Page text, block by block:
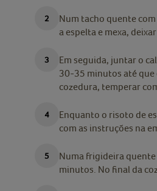
Num tacho quente
a espelta e mexa,
Em seguida, juntar o
30-35 minutos até que
cozedura, temperar
Enquanto o risoto de
com as instruções na
Numa frigideira
minutos. No final da